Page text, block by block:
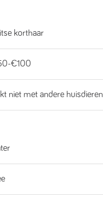
korthaar
€100
niet met andere huisdieren